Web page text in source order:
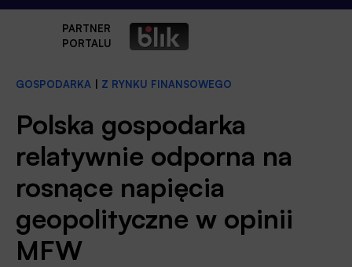
PARTNER
PORTALU
GOSPODARKA Z RYNKU FINANSOWEGO
Polska gospodarka
relatywnie odporna na
rosnące napięcia
geopolityczne w opinii
MFW